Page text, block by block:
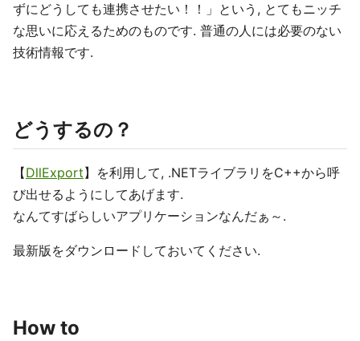
ずにどうしても連携させたい！！」という, とてもニッチ
な思いに応えるためのものです. 普通の人には必要のない
技術情報です.
どうするの？
【DllExport】を利用して, .NETライブラリをC++から呼
び出せるようにしてあげます.
なんてすばらしいアプリケーションなんだぁ～.
最新版をダウンロードしておいてください.
How to